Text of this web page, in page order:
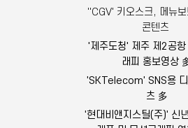
''CGV' 키오스크, 메뉴보
콘텐츠
'제주도청' 제주 제2공
래피 홍보영상
'SKTelecom' SNS용 디
츠 多
'현대비앤지스틸(주)' 신